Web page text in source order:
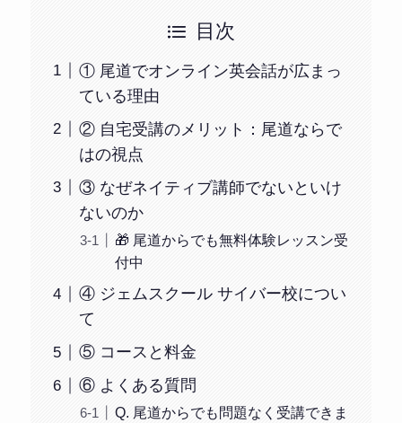
目次
① 尾道でオンライン英会話が広まっ
ている理由
② 自宅受講のメリット：尾道ならで
はの視点
③ なぜネイティブ講師でないといけ
ないのか
🎁 尾道からでも無料体験レッスン受
付中
④ ジェムスクール サイバー校につい
て
⑤ コースと料金
⑥ よくある質問
Q. 尾道からでも問題なく受講できま